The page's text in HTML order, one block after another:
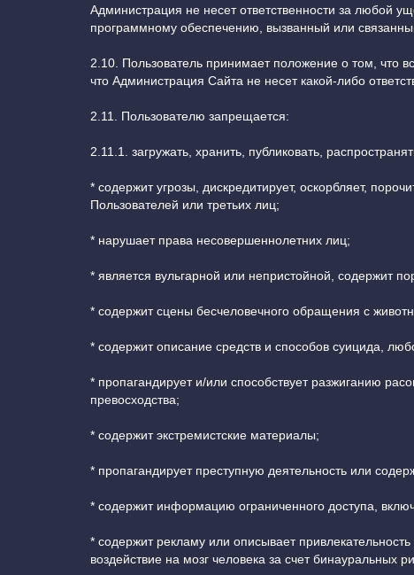
Администрация не несет ответственности за любой
программному обеспечению, вызванный или
2.10. Пользователь принимает положение о том, что
что Администрация Сайта не несет какой-либо
2.11. Пользователю запрещается:
2.11.1. загружать, хранить, публиковать,
* содержит угрозы, дискредитирует, оскорбляет,
Пользователей или третьих лиц;
* нарушает права несовершеннолетних лиц;
* является вульгарной или непристойной, содержит
* содержит сцены бесчеловечного обращения с
* содержит описание средств и способов суицида,
* пропагандирует и/или способствует разжиганию
превосходства;
* содержит экстремистские материалы;
* пропагандирует преступную деятельность или
* содержит информацию ограниченного доступа,
* содержит рекламу или описывает
воздействие на мозг человека за счет